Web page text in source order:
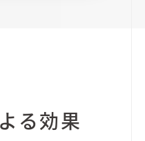
る効果